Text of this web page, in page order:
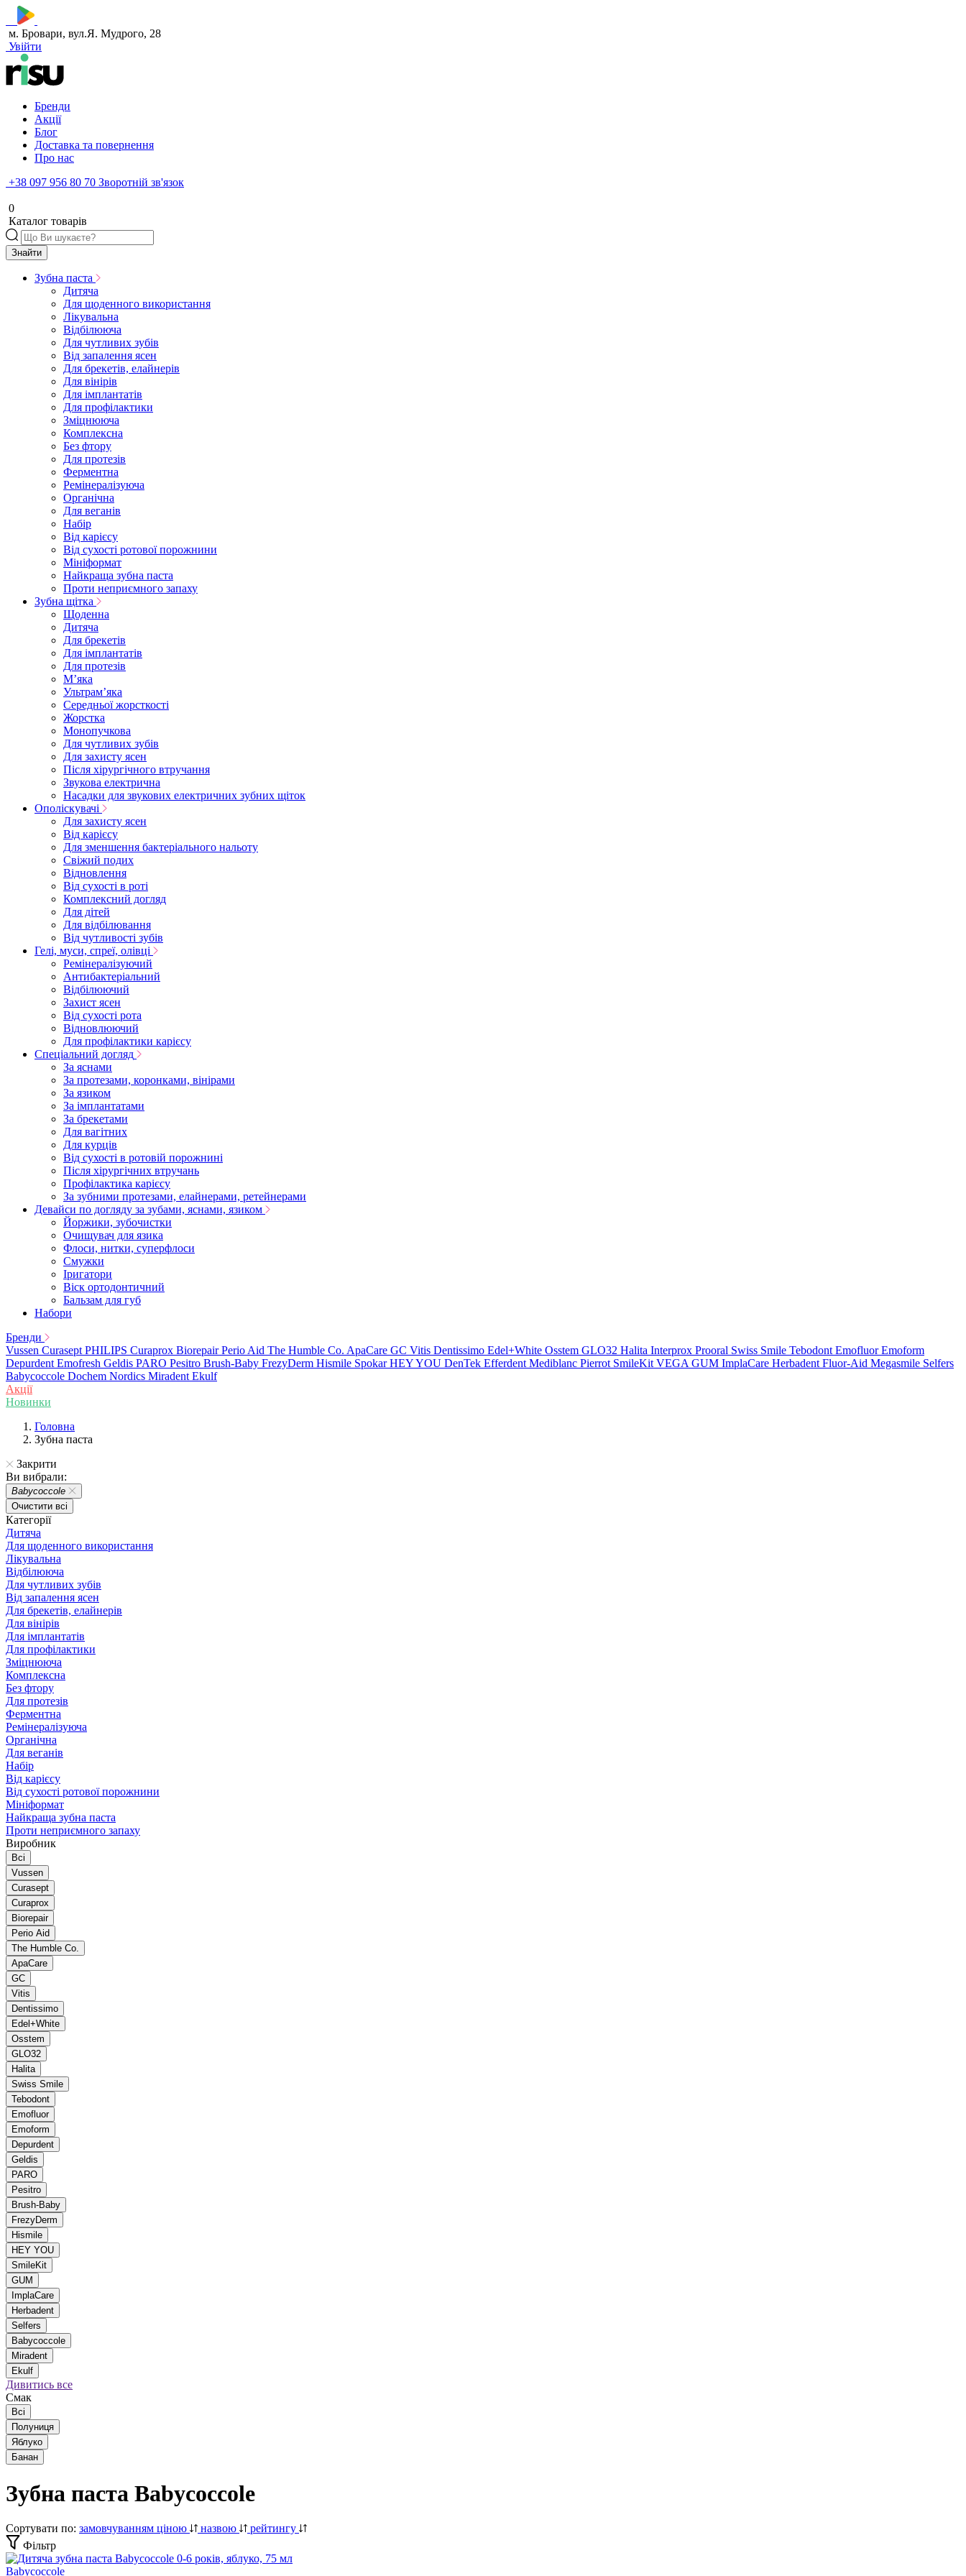
м. Бровари, вул.Я. Мудрого, 28
Увійти
Бренди
Акції
Блог
Доставка та повернення
Про нас
+38 097 956 80 70 Зворотній зв'язок
0
Каталог товарів
Знайти
Зубна паста
Дитяча
Для щоденного використання
Лікувальна
Відбілююча
Для чутливих зубів
Від запалення ясен
Для брекетів, елайнерів
Для вінірів
Для імплантатів
Для профілактики
Зміцнююча
Комплексна
Без фтору
Для протезів
Ферментна
Ремінералізуюча
Органічна
Для веганів
Набір
Від карієсу
Від сухості ротової порожнини
Мініформат
Найкраща зубна паста
Проти неприємного запаху
Зубна щітка
Щоденна
Дитяча
Для брекетів
Для імплантатів
Для протезів
Мʼяка
Ультрамʼяка
Середньої жорсткості
Жорстка
Монопучкова
Для чутливих зубів
Для захисту ясен
Після хірургічного втручання
Звукова електрична
Насадки для звукових електричних зубних щіток
Ополіскувачі
Для захисту ясен
Від карієсу
Для зменшення бактеріального нальоту
Свіжий подих
Відновлення
Від сухості в роті
Комплексний догляд
Для дітей
Для відбілювання
Від чутливості зубів
Гелі, муси, спреї, олівці
Ремінералізуючий
Антибактеріальний
Відбілюючий
Захист ясен
Від сухості рота
Відновлюючий
Для профілактики карієсу
Спеціальний догляд
За яснами
За протезами, коронками, вінірами
За язиком
За імплантатами
За брекетами
Для вагітних
Для курців
Від сухості в ротовій порожнині
Після хірургічних втручань
Профілактика карієсу
За зубними протезами, елайнерами, ретейнерами
Девайси по догляду за зубами, яснами, язиком
Йоржики, зубочистки
Очищувач для язика
Флоси, нитки, суперфлоси
Смужки
Іригатори
Віск ортодонтичний
Бальзам для губ
Набори
Бренди
Vussen Curasept PHILIPS Curaprox Biorepair Perio Aid The Humble Co. ApaCare GC Vitis Dentissimo Edel+White Osstem GLO32 Halita Interprox Prooral Swiss Smile Tebodont Emofluor Emoform
Depurdent Emofresh Geldis PARO Pesitro Brush-Baby FrezyDerm Hismile Spokar HEY YOU DenTek Efferdent Mediblanc Pierrot SmileKit VEGAGUM ImplaCare Herbadent Fluor-Aid Megasmile Selfers
Babycoccole Dochem Nordics Miradent Ekulf
Акції
Новинки
Головна
Зубна паста
Закрити
Ви вибрали:
Babycoccole
Очистити всі
Категорії
Дитяча
Для щоденного використання
Лікувальна
Відбілююча
Для чутливих зубів
Від запалення ясен
Для брекетів, елайнерів
Для вінірів
Для імплантатів
Для профілактики
Зміцнююча
Комплексна
Без фтору
Для протезів
Ферментна
Ремінералізуюча
Органічна
Для веганів
Набір
Від карієсу
Від сухості ротової порожнини
Мініформат
Найкраща зубна паста
Проти неприємного запаху
Виробник
Всі
Vussen
Curasept
Curaprox
Biorepair
Perio Aid
The Humble Co.
ApaCare
GC
Vitis
Dentissimo
Edel+White
Osstem
GLO32
Halita
Swiss Smile
Tebodont
Emofluor
Emoform
Depurdent
Geldis
PARO
Pesitro
Brush-Baby
FrezyDerm
Hismile
HEY YOU
SmileKit
GUM
ImplaCare
Herbadent
Selfers
Babycoccole
Miradent
Ekulf
Дивитись все
Смак
Всі
Полуниця
Яблуко
Банан
Зубна паста Babycoccole
Сортувати по: замовчуванням ціною назвою
рейтингу
Фільтр
Babycoccole